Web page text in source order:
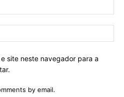
site neste navegador para a
by email.